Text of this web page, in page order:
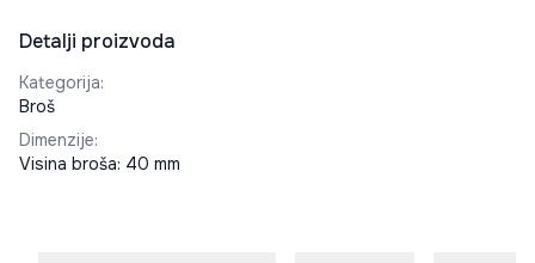
Detalji proizvoda
Kategorija:
Broš
Dimenzije:
Visina broša: 40 mm